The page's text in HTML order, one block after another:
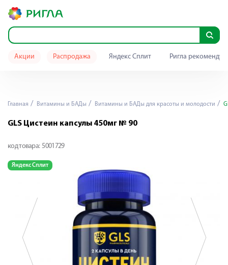
Акции Распродажа Яндекс Сплит Ригла
Главная Витамины и БАДы Витамины и БАДы для красоты и молодости
GLS Цистеин капсулы 450мг № 90
код товара: 5001729
Яндекс Сплит